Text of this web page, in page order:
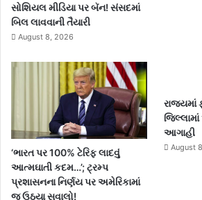
સોશિયલ મીડિયા પર બૅન! સંસદમાં
બિલ લાવવાની તૈયારી
August 8, 2026
‘ભારત પર 100% ટેરિફ લાદવું
આત્મઘાતી કદમ…’; ટ્રમ્પ
પ્રશાસનના નિર્ણય પર અમેરિકામાં
જ ઉઠ્યા સવાલો!
રાજ્યમાં
આગાહી
August